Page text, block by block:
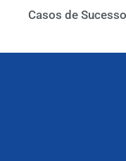
Casos de Sucesso